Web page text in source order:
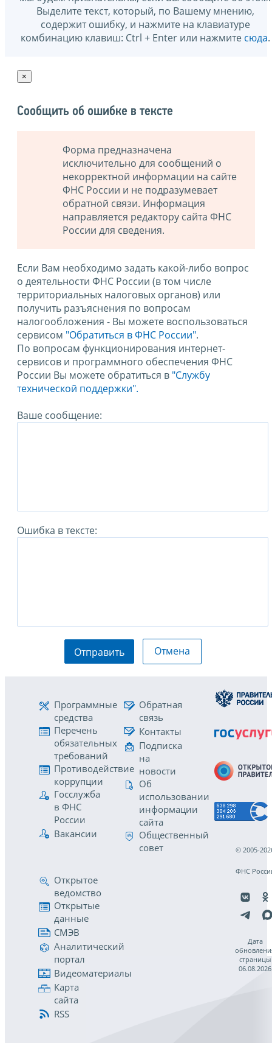
Выделите текст, который, по Вашему мнению,
содержит ошибку, и нажмите на клавиатуре
комбинацию клавиш: Ctrl + Enter или нажмите сюда.
×
Сообщить об ошибке в тексте
Форма предназначена
исключительно для сообщений о
некорректной информации на сайте
ФНС России и не подразумевает
обратной связи. Информация
направляется редактору сайта ФНС
России для сведения.
Если Вам необходимо задать какой-либо вопрос
о деятельности ФНС России (в том числе
территориальных налоговых органов) или
получить разъяснения по вопросам
налогообложения - Вы можете воспользоваться
сервисом "Обратиться в ФНС России".
По вопросам функционирования интернет-
сервисов и программного обеспечения ФНС
России Вы можете обратиться в "Службу
технической поддержки".
Ваше сообщение:
Ошибка в тексте:
Отправить Отмена
Программные
средства
Перечень
обязательных
требований
Противодействие
коррупции
Госслужба
в ФНС
России
Вакансии
Обратная
связь
Контакты
Подписка
на
новости
Об
использовании
информации
сайта
Общественный
совет
Открытое
ведомство
Открытые
данные
СМЭВ
Аналитический
портал
Видеоматериалы
Карта
сайта
RSS
© 2005-
ФНС
Дата
страницы
06.08.2026